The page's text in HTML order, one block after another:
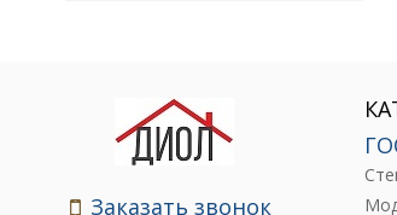
Заказать звонок